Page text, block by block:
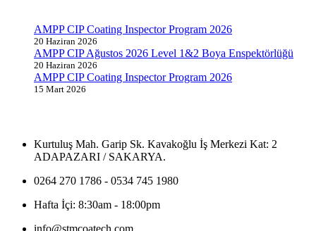
AMPP CIP Coating Inspector Program 2026
20 Haziran 2026
AMPP CIP Ağustos 2026 Level 1&2 Boya Enspektörlüğü
20 Haziran 2026
AMPP CIP Coating Inspector Program 2026
15 Mart 2026
Kurtuluş Mah. Garip Sk. Kavakoğlu İş Merkezi Kat: 2
ADAPAZARI / SAKARYA.
0264 270 1786 - 0534 745 1980
Hafta İçi: 8:30am - 18:00pm
info@stmcoatech.com